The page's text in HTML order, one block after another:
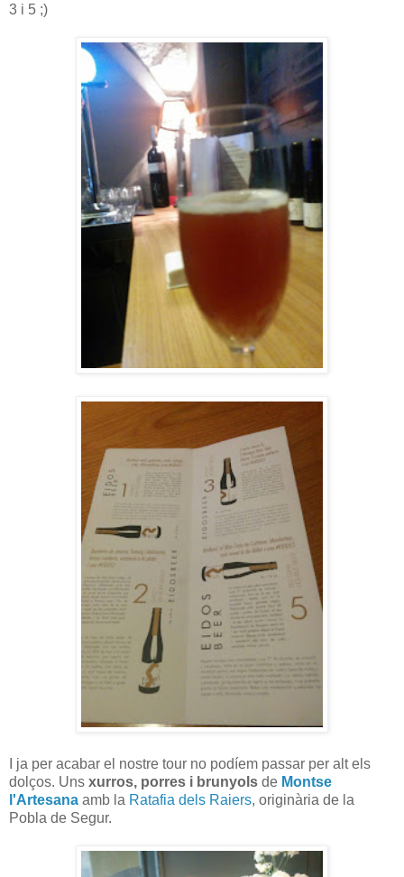
3 i 5 ;)
I ja per acabar el nostre tour no podíem passar per alt els
dolços. Uns xurros, porres i brunyols de Montse
l'Artesana amb la Ratafia dels Raiers, originària de la
Pobla de Segur.